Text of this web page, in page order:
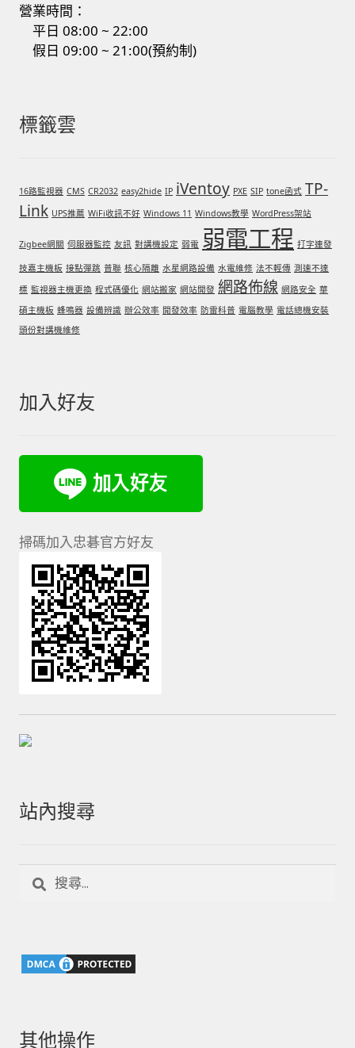
營業時間：
平日 08:00 ~ 22:00
假日 09:00 ~ 21:00(預約制)
標籤雲
16路監視器 CMS CR2032 easy2hide IP iVentoy PXE SIP tone函式 TP-
Link UPS推薦 WiFi收訊不好 Windows 11 Windows教學 WordPress架站
Zigbee網關 伺服器監控 友訊 對講機設定 弱電 弱電工程 打字連發
技嘉主機板 接點彈跳 普聯 核心隔離 水星網路設備 水電維修 法不輕傳 測速不達
標 監視器主機更換 程式碼優化 網站搬家 網站開發 網路佈線 網路安全 華
碩主機板 蜂鳴器 設備辨識 辦公效率 開發效率 防雷科普 電腦教學 電話總機安裝
頭份對講機維修
加入好友
掃碼加入忠碁官方好友
站內搜尋
字:
其他操作